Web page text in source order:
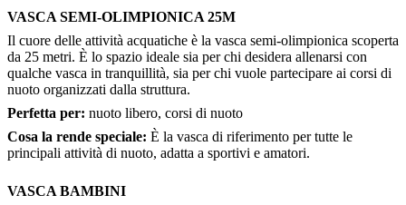
VASCA SEMI-OLIMPIONICA 25M
Il cuore delle attività acquatiche è la vasca semi-olimpionica scoperta
da 25 metri. È lo spazio ideale sia per chi desidera allenarsi con
qualche vasca in tranquillità, sia per chi vuole partecipare ai corsi di
nuoto organizzati dalla struttura.
Perfetta per: nuoto libero, corsi di nuoto
Cosa la rende speciale: È la vasca di riferimento per tutte le
principali attività di nuoto, adatta a sportivi e amatori.
VASCA BAMBINI